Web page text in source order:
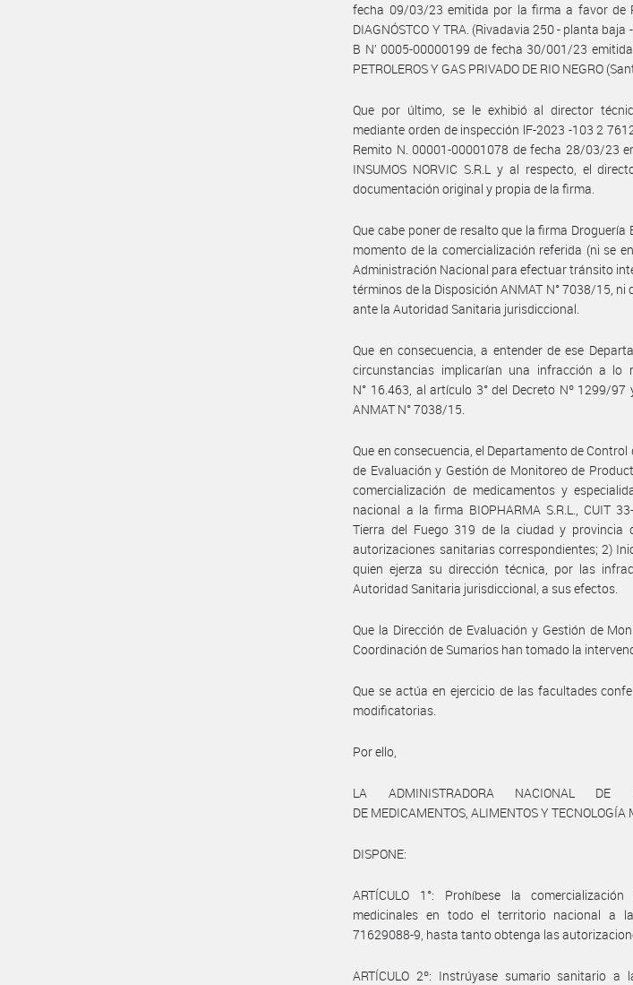
fecha 09/03/23 emitida por la firma a favor de
DIAGNÓSTCO Y TRA. (Rivadavia 250 - planta
B N’ 0005-00000199 de fecha 30/001/23
PETROLEROS Y GAS PRIVADO DE RIO NEGRO
Que por último, se le exhibió al director
mediante orden de inspección lF-2023 -103 2
Remito N. 00001-00001078 de fecha 28/03/23
INSUMOS NORVIC S.R.L y al respecto, el
documentación original y propia de la firma.
Que cabe poner de resalto que la firma Droguería
momento de la comercialización referida (ni se
Administración Nacional para efectuar tránsito
términos de la Disposición ANMAT N° 7038/15,
ante la Autoridad Sanitaria jurisdiccional.
Que en consecuencia, a entender de ese
circunstancias implicarían una infracción a
N° 16.463, al artículo 3° del Decreto Nº 1299/
ANMAT N° 7038/15.
Que en consecuencia, el Departamento de
de Evaluación y Gestión de Monitoreo de
comercialización de medicamentos y
nacional a la firma BIOPHARMA S.R.L., CUIT
Tierra del Fuego 319 de la ciudad y provincia
autorizaciones sanitarias correspondientes; 2)
quien ejerza su dirección técnica, por las
Autoridad Sanitaria jurisdiccional, a sus efectos.
Que la Dirección de Evaluación y Gestión de
Coordinación de Sumarios han tomado la
Que se actúa en ejercicio de las facultades
modificatorias.
Por ello,
LA ADMINISTRADORA NACIONAL DE
DE MEDICAMENTOS, ALIMENTOS Y TECNOLOGÍA
DISPONE:
ARTÍCULO 1°: Prohíbese la
medicinales en todo el territorio nacional a la
71629088-9, hasta tanto obtenga las
ARTÍCULO 2º: Instrúyase sumario sanitario a